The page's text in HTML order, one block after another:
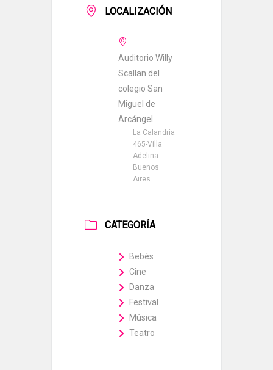
LOCALIZACIÓN
Auditorio Willy
Scallan del
colegio San
Miguel de
Arcángel
La Calandria
465-Villa
Adelina-
Buenos
Aires
CATEGORÍA
Bebés
Cine
Danza
Festival
Música
Teatro